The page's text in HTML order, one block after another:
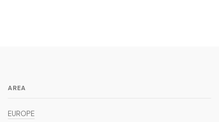
AREA
EUROPE